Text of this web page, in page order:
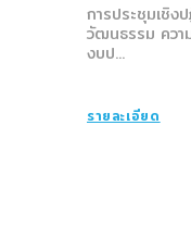
การประชุมเชิง
วัฒนธรรม ควา
งบป...
รายละเอียด